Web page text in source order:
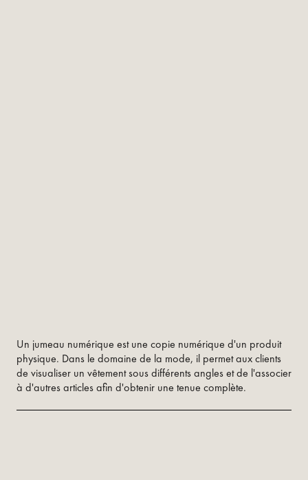
Un jumeau numérique est une copie numérique d'un produit
physique. Dans le domaine de la mode, il permet aux clients
de visualiser un vêtement sous différents angles et de l'associer
à d'autres articles afin d'obtenir une tenue complète.